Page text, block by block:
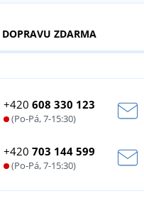
DOPRAVU ZDARMA
+420608 330 123
(Po-Pá, 7-15:30)
+420703 144 599
(Po-Pá, 7-15:30)